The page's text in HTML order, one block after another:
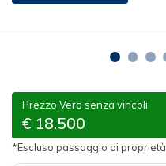
Prezzo Vero senza vincoli
€ 18.500
*Escluso passaggio di proprietà